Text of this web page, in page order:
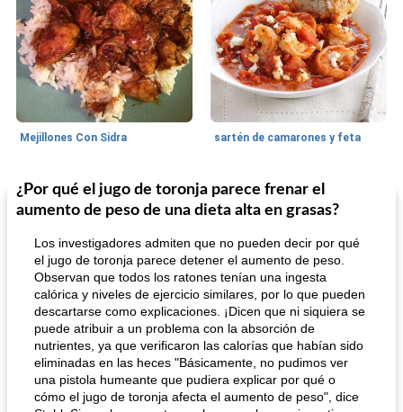
Mejillones Con Sidra sartén de camarones y feta
80min
Sopas, Guisos Y Chili
sopa de lentejas negras del chef john
Bollos
¿Por qué el jugo de toronja parece frenar el
aumento de peso de una dieta alta en grasas?
Los investigadores admiten que no pueden decir por qué
el jugo de toronja parece detener el aumento de peso.
Observan que todos los ratones tenían una ingesta
calórica y niveles de ejercicio similares, por lo que pueden
descartarse como explicaciones. ¡Dicen que ni siquiera se
puede atribuir a un problema con la absorción de
nutrientes, ya que verificaron las calorías que habían sido
eliminadas en las heces "Básicamente, no pudimos ver
una pistola humeante que pudiera explicar por qué o
cómo el jugo de toronja afecta el aumento de peso", dice